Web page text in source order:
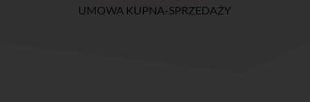
UMOWA KUPNA-SPRZEDAŻY